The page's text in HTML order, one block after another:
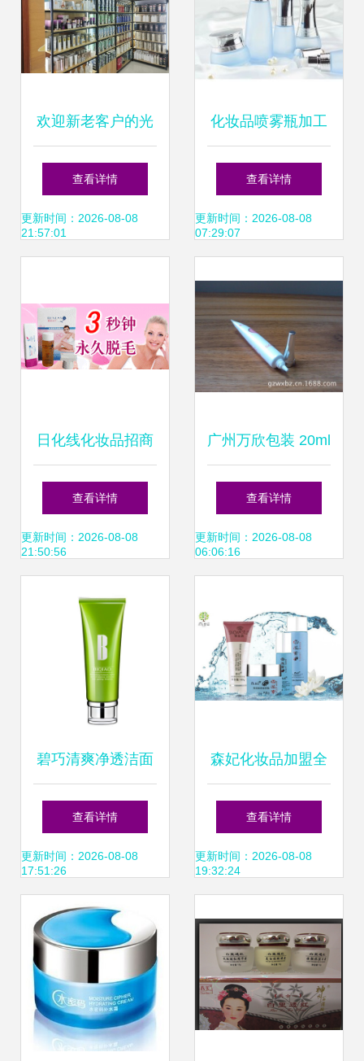
欢迎新老客户的光
临 #台州宏业院线
精品化妆品公司国
查看详情
更新时间：2026-08-08
21:57:01
化妆品喷雾瓶加工
与化妆品及卫生用
品批发的协同发展
查看详情
更新时间：2026-08-08
07:29:07
日化线化妆品招商
代理全攻略 批发、
加盟与连锁经营的
查看详情
更新时间：2026-08-08
21:50:56
广州万欣包装 20ml
尖嘴软管OEM解决
方案，助力化妆品
查看详情
更新时间：2026-08-08
06:06:16
碧巧清爽净透洁面
乳 多效合一，开辟
年青市场新思路
查看详情
更新时间：2026-08-08
17:51:26
森妃化妆品加盟全
方位解析 费用、优
势与加盟条件一览
查看详情
更新时间：2026-08-08
19:32:24